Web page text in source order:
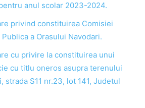
anul scolar 2023-2024.
privind constituirea Comisiei
a Orasului Navodari.
cu privire la constituirea unui
cu titlu oneros asupra terenului
strada S11 nr.23, lot 141, Judetul